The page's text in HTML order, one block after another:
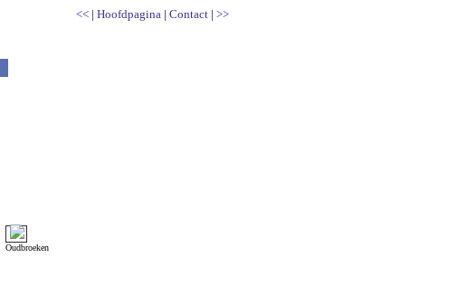
<< | Hoofdpagina | Contact | >>
Oudbroeken